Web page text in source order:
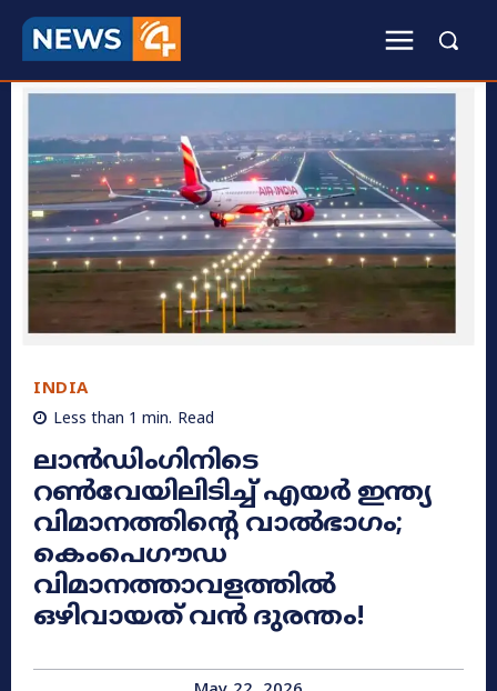
INDIA
Less than 1 min. Read
ലാൻഡിംഗിനിടെ
റൺവേയിലിടിച്ച് എയർ ഇന്ത്യ
വിമാനത്തിന്റെ വാൽഭാഗം;
കെംപെഗൗഡ
വിമാനത്താവളത്തിൽ
ഒഴിവായത് വൻ ദുരന്തം!